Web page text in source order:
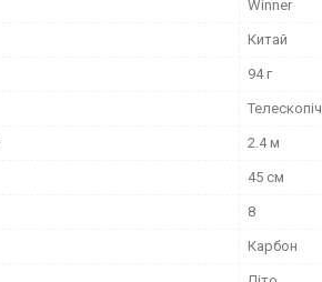
Winner
Китай
94 г
2.4 м
45 см
8
Карбон